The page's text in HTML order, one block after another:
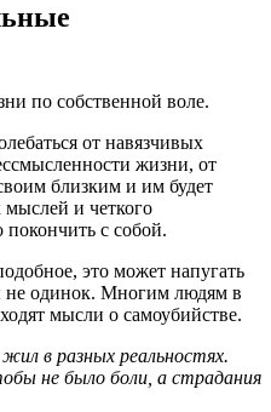
по собственной воле.
от навязчивых
жизни, от
близким и им будет
и четкого
с собой.
это может напугать
не одинок. Многим людям в
мысли о самоубийстве.
в разных реальностях.
не было боли, а страдания